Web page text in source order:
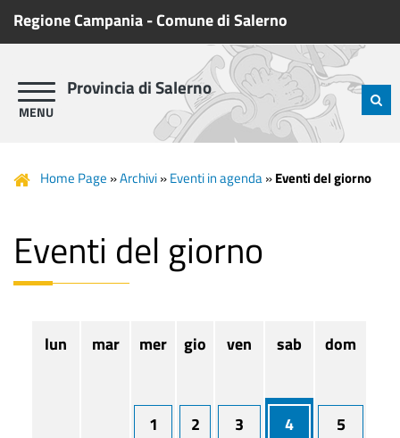
Regione Campania-Comune di Salerno
Provincia di Salerno
Home Page »Archivi»Eventi in agenda»Eventi del giorno
Eventi del giorno
lun mar mer gio ven sab dom
1 2 3 4 5